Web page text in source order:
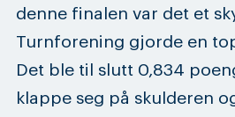
denne finalen var det et
Turnforening gjorde en
Det ble til slutt 0,834
klappe seg på skulderen